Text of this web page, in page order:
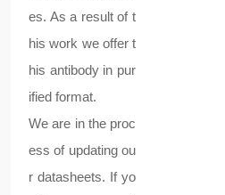
es. As a result of t
his work we offer t
his antibody in pur
ified format.
We are in the proc
ess of updating ou
r datasheets. If yo